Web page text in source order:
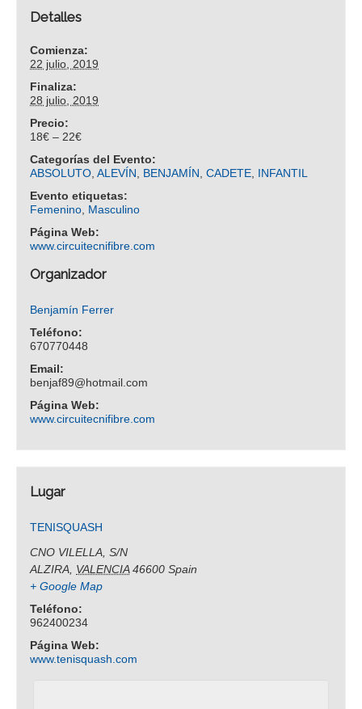
Detalles
Comienza:
22 julio, 2019
Finaliza:
28 julio, 2019
Precio:
18€ – 22€
Categorías del Evento:
ABSOLUTO,ALEVÍN, BENJAMÍN,CADETE, INFANTIL
Evento etiquetas:
Femenino, Masculino
Página Web:
www.circuitecnifibre.com
Organizador
Benjamín Ferrer
Teléfono:
670770448
Email:
benjaf89@hotmail.com
Página Web:
www.circuitecnifibre.com
Lugar
TENISQUASH
CNO VILELLA, S/N
ALZIRA VALENCIA 46600 Spain
+ Google Map
Teléfono:
962400234
Página Web:
www.tenisquash.com